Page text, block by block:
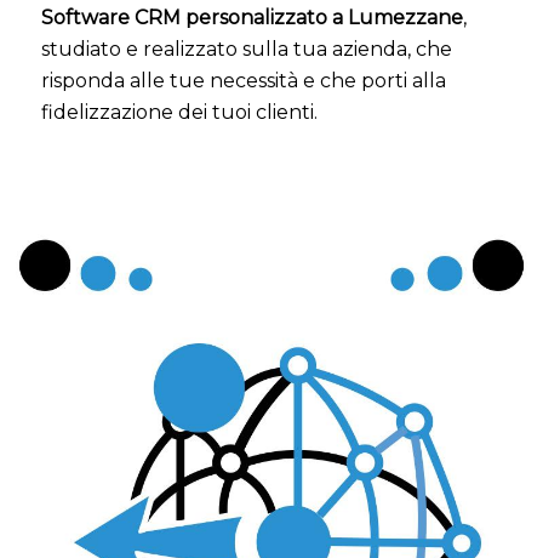
Software CRM personalizzato a Lumezzane,
studiato e realizzato sulla tua azienda, che
risponda alle tue necessità e che porti alla
fidelizzazione dei tuoi clienti.